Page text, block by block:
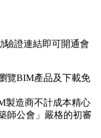
驗證連結即可開通會
覽BIM產品及下載免
製造商不計成本精心
師公會」嚴格的初審